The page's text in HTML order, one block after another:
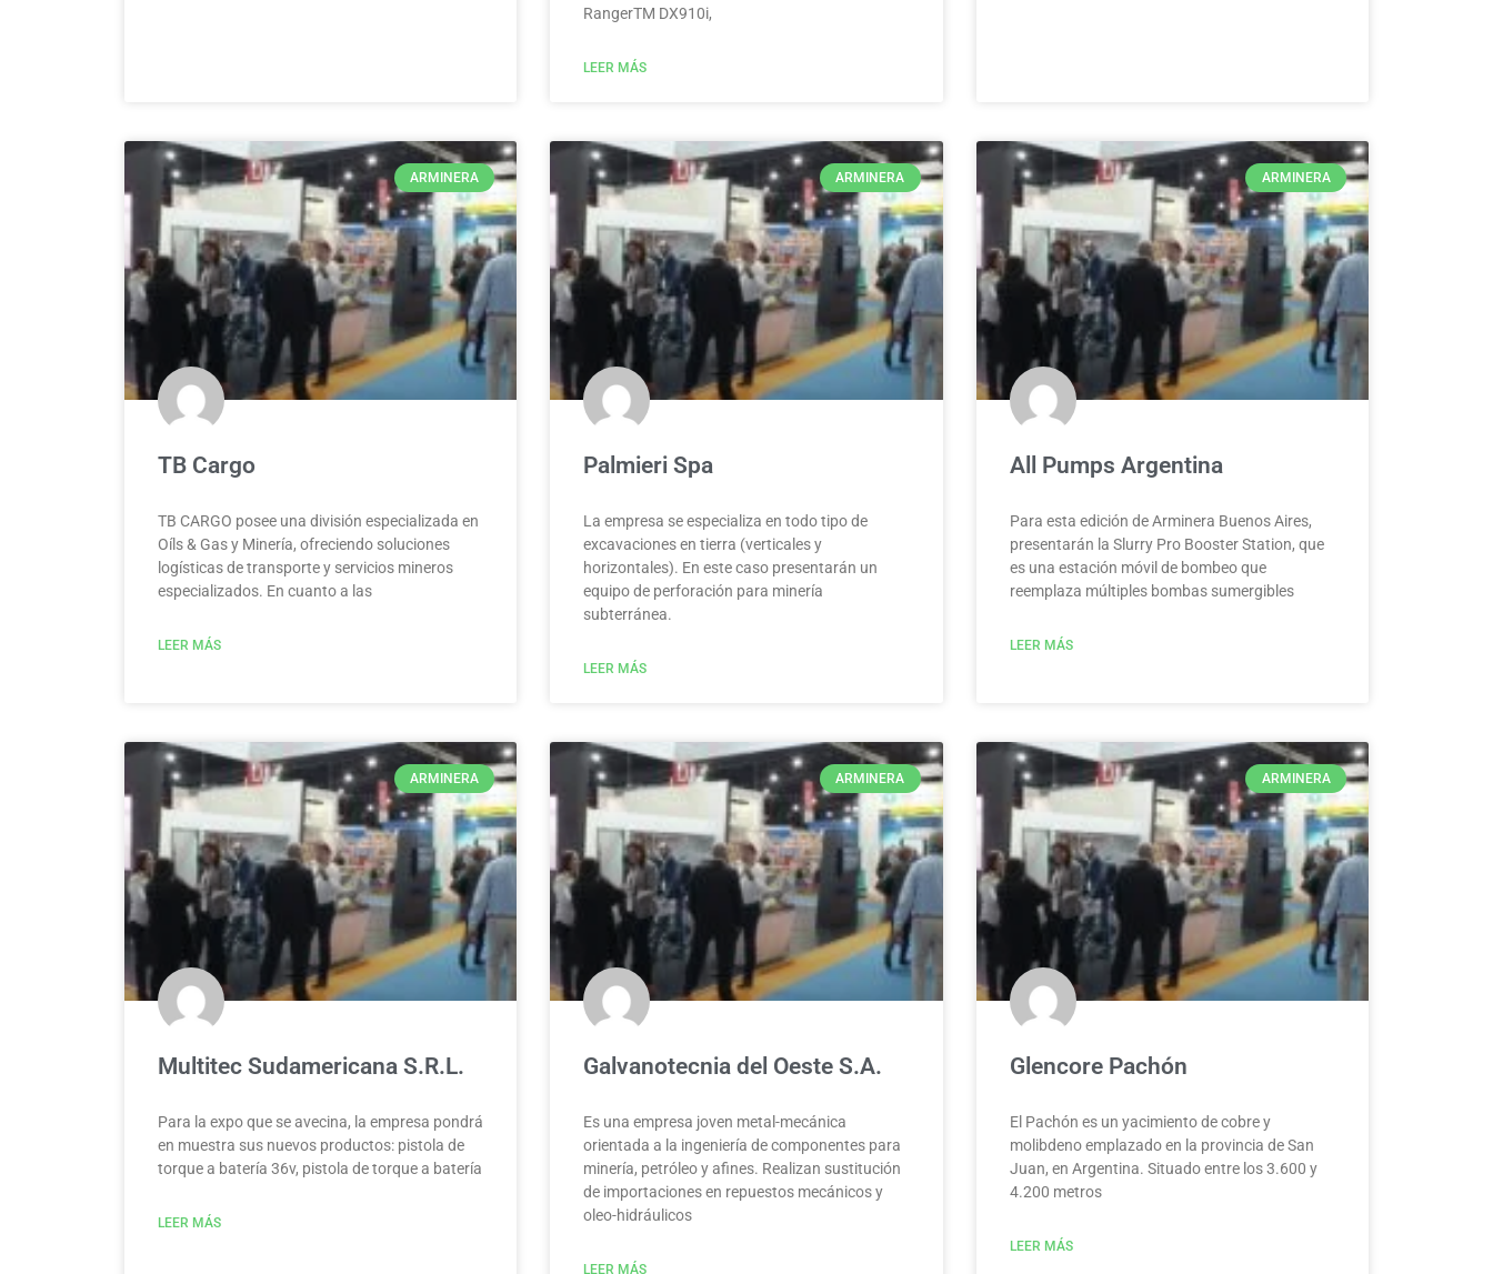
RangerTM DX910i,
LEER MÁS
ARMINERA
TB Cargo
TB CARGO posee una división especializada en
Oíls & Gas y Minería, ofreciendo soluciones
logísticas de transporte y servicios mineros
especializados. En cuanto a las
LEER MÁS
ARMINERA
Palmieri Spa
La empresa se especializa en todo tipo de
excavaciones en tierra (verticales y
horizontales). En este caso presentarán un
equipo de perforación para minería
subterránea.
LEER MÁS
ARMINERA
All Pumps Argentina
Para esta edición de Arminera Buenos Aires,
presentarán la Slurry Pro Booster Station, que
es una estación móvil de bombeo que
reemplaza múltiples bombas sumergibles
LEER MÁS
ARMINERA
Multitec Sudamericana S.R.L.
Para la expo que se avecina, la empresa pondrá
en muestra sus nuevos productos: pistola de
torque a batería 36v, pistola de torque a batería
LEER MÁS
ARMINERA
Galvanotecnia del Oeste S.A.
Es una empresa joven metal-mecánica
orientada a la ingeniería de componentes para
minería, petróleo y afines. Realizan sustitución
de importaciones en repuestos mecánicos y
oleo-hidráulicos
LEER MÁS
ARMINERA
Glencore Pachón
El Pachón es un yacimiento de cobre y
molibdeno emplazado en la provincia de San
Juan, en Argentina. Situado entre los 3.600 y
4.200 metros
LEER MÁS